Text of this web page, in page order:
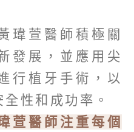
瑋萱醫師積極關
發展，並應用尖
行植牙手術，以
性和成功率。
萱醫師注重每個